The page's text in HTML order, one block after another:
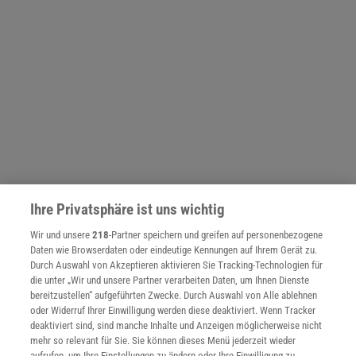
NACH OBEN
Für Sie im Spektrum-Shop und am Kiosk:
Ihre Privatsphäre ist uns wichtig
Wir und unsere218-Partner speichern und greifen auf personenbezogene
Daten wie Browserdaten oder eindeutige Kennungen auf Ihrem Gerät zu.
Durch Auswahl von Akzeptieren aktivieren Sie Tracking-Technologien für
die unter „Wir und unsere Partner verarbeiten Daten, um Ihnen Dienste
bereitzustellen“ aufgeführten Zwecke. Durch Auswahl von Alle ablehnen
oder Widerruf Ihrer Einwilligung werden diese deaktiviert. Wenn Tracker
deaktiviert sind, sind manche Inhalte und Anzeigen möglicherweise nicht
mehr so relevant für Sie. Sie können dieses Menü jederzeit wieder